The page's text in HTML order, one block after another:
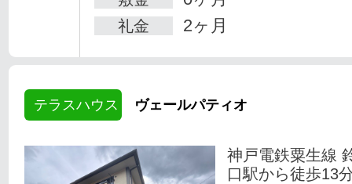
礼金 2ヶ月
テラスハウス ヴェールパティオ
神戸電鉄粟生線
口駅から徒歩13